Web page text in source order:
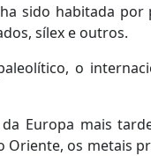
sido habitada por
sílex e outros.
o
Europa mais
Oriente, os metais